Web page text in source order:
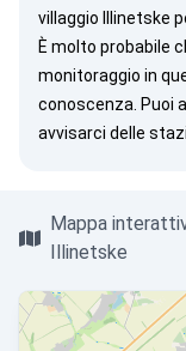
villaggio Illinetske
È molto probabile
monitoraggio in
conoscenza. Puoi
avvisarci delle
Mappa
Illinetske